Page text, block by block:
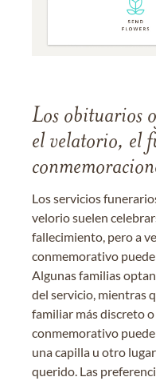
Los obituarios
el velatorio, el
Los servicios
velorio suelen
fallecimiento, pero a
conmemorativo
Algunas familias
del servicio, mientras
familiar más discreto
conmemorativo
una capilla u otro
querido. Las